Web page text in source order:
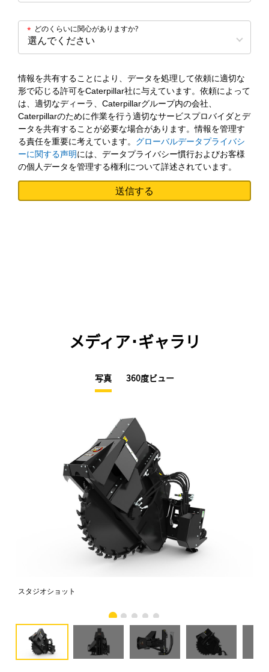
どのくらいに関心がありますか?
*
情報を共有することにより、データを処理して依頼に適切な
形で応じる許可をCaterpillar社に与えています。依頼によって
は、適切なディーラ、Caterpillarグループ内の会社、
Caterpillarのために作業を行う適切なサービスプロバイダとデ
ータを共有することが必要な場合があります。情報を管理す
る責任を重要に考えています。 グローバルデータプライバシ
ーに関する声明には、データプライバシー慣行およびお客様
の個人データを管理する権利について詳述されています。
メディア･ギャラリ
写真 360度ビュー
スタジオショット